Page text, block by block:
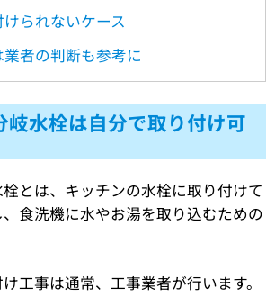
られないケース
者の判断も参考に
岐水栓は自分で取り付け可
とは、キッチンの水栓に取り付けて
食洗機に水やお湯を取り込むための
工事は通常、工事業者が行います。